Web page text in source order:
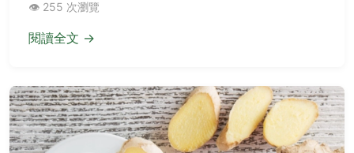
這份食譜不只給你比例，更深入解析麵粉選擇、揉麵
技巧到烘烤溫度的每個魔鬼細節，避開新手常犯的5
大錯誤，讓你第一次做就成功。
📅 2026-03-14
閱讀全文 →